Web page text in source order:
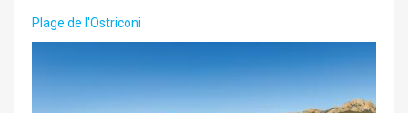
Plage de l'Ostriconi